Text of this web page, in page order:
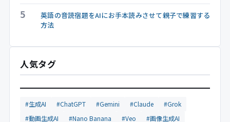
5
英語の音読宿題をAIにお手本読みさせて親子で練習する
方法
人気タグ
#生成AI #ChatGPT #Gemini #Claude
#Grok
#動画生成AI
#Nano Banana #Veo
#画像生成AI